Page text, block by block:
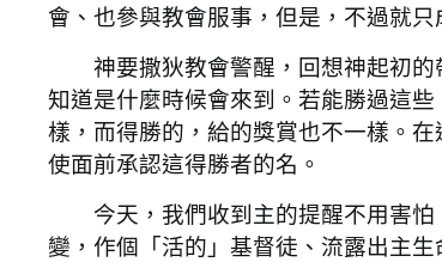
會、也參與教會服事，但是，不過就只
神要撒狄教會警醒，回想神起初的
知道是什麼時候會來到。若能勝過這
樣，而得勝的，給的獎賞也不一樣。
使面前承認這得勝者的名。
今天，我們收到主的提醒不用害怕
變，作個「活的」基督徒、流露出主生